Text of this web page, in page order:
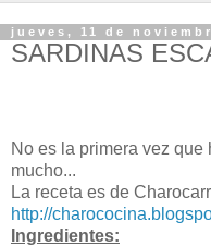
jueves, 11 de
SARDINAS
No es la primera vez
mucho...
La receta es de
http://
Ingredientes: